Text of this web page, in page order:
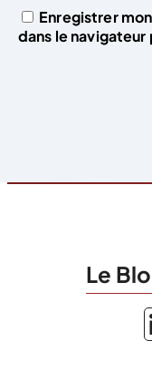
Enregistrer
dans le
Le